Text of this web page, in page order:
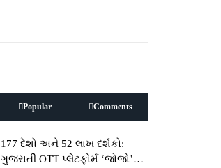
Popular Comments
177 દેશો અને 52 લાખ દર્શકો:
ગુજરાતી OTT પ્લેટફોર્મ ‘જોજો’